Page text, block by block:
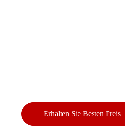
Erhalten Sie Besten Preis